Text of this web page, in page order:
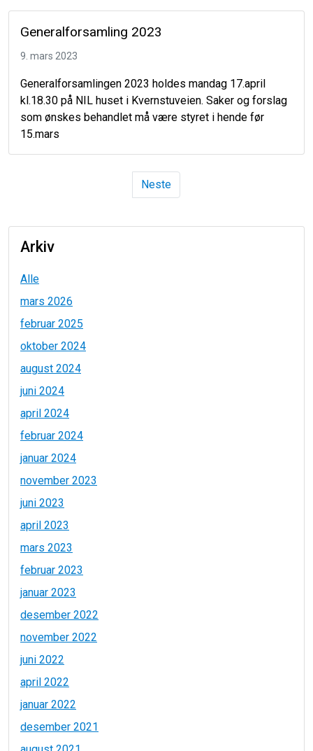
Generalforsamling 2023
9. mars 2023
Generalforsamlingen 2023 holdes mandag 17.april
kl.18.30 på NIL huset i Kvernstuveien. Saker og forslag
som ønskes behandlet må være styret i hende før
15.mars
Neste
Arkiv
Alle
mars 2026
februar 2025
oktober 2024
august 2024
juni 2024
april 2024
februar 2024
januar 2024
november 2023
juni 2023
april 2023
mars 2023
februar 2023
januar 2023
desember 2022
november 2022
juni 2022
april 2022
januar 2022
desember 2021